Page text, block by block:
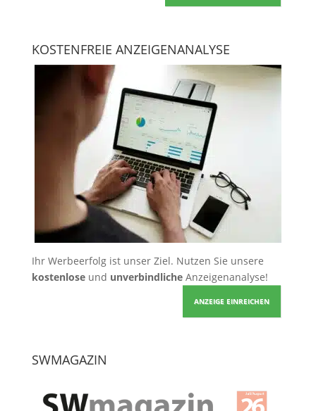
KOSTENFREIE ANZEIGENANALYSE
Ihr Werbeerfolg ist unser Ziel. Nutzen Sie unsere
kostenloseund unverbindlicheAnzeigenanalyse!
ANZEIGE EINREICHEN
SWMAGAZIN